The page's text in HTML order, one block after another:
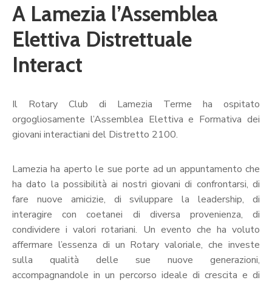
Notizie
Programmi
Eventi
Documenti
A Lamezia l’Assemblea
Elettiva Distrettuale
Interact
Il Rotary Club di Lamezia Terme ha ospitato
orgogliosamente l’Assemblea Elettiva e Formativa dei
giovani interactiani del Distretto 2100.
Lamezia ha aperto le sue porte ad un appuntamento che
ha dato la possibilità ai nostri giovani di confrontarsi, di
fare nuove amicizie, di sviluppare la leadership, di
interagire con coetanei di diversa provenienza, di
condividere i valori rotariani. Un evento che ha voluto
affermare l’essenza di un Rotary valoriale, che investe
sulla qualità delle sue nuove generazioni,
accompagnandole in un percorso ideale di crescita e di